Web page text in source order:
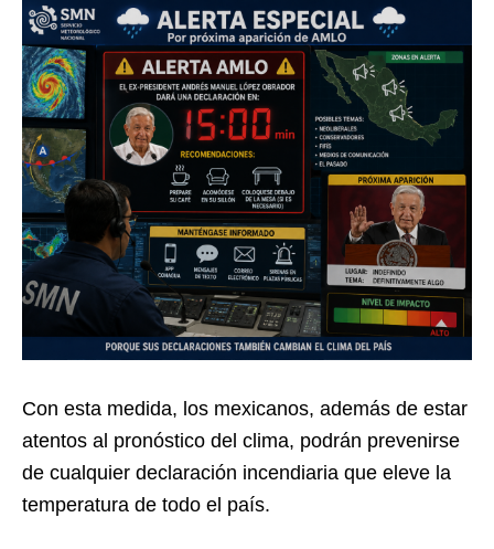
Con esta medida, los mexicanos, además de estar
atentos al pronóstico del clima, podrán prevenirse
de cualquier declaración incendiaria que eleve la
temperatura de todo el país.